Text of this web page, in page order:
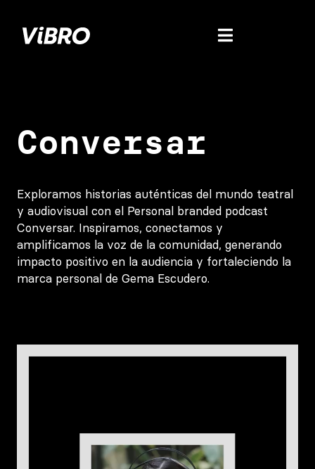
Conversar
Exploramos historias auténticas del mundo teatral
y audiovisual con el Personal branded podcast
Conversar. Inspiramos, conectamos y
amplificamos la voz de la comunidad, generando
impacto positivo en la audiencia y fortaleciendo la
marca personal de Gema Escudero.